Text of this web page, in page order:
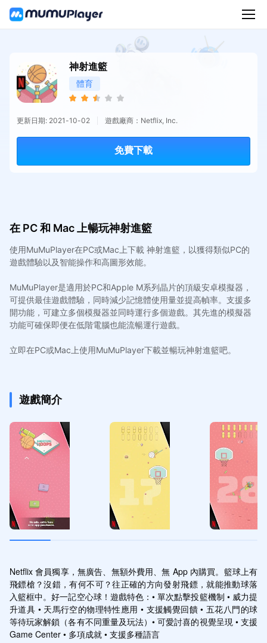
神射進籃
體育
更新日期: 2021-10-02 遊戲廠商：Netflix, Inc.
免費下載
在 PC 和 Mac 上暢玩神射進籃
使用MuMuPlayer在PC或Mac上下載 神射進籃，以獲得類似PC的
遊戲體驗以及智能操作和高圖形效能。
MuMuPlayer是適用於PC和Apple M系列晶片的頂級安卓模擬器，
可提供最佳遊戲體驗，同時減少記憶體使用量並提高幀率。支援多
開功能，可建立多個模擬器並同時運行多個遊戲。其先進的模擬器
功能可確保即便在低階電腦也能流暢運行遊戲。
立即在PC或Mac上使用MuMuPlayer下載並暢玩神射進籃吧。
遊戲簡介
Netflix 會員獨享，無廣告、無額外費用、無 App 內購買。籃球上有
飛鏢槍？沒錯，有何不可？往正確的方向發射飛鏢，就能推動球落
入籃框中。好一記空心球！遊戲特色：• 單次點擊投籃機制 • 威力提
升道具 • 天馬行空的物理特性應用 • 支援觸覺回饋 • 五花八門的球
等待玩家解鎖（各有不同重量及玩法）• 可愛討喜的視覺呈現 • 支援
Game Center • 多項成就 • 支援多種語言